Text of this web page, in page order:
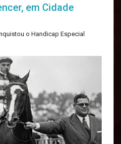
em Cidade
o Handicap Especial